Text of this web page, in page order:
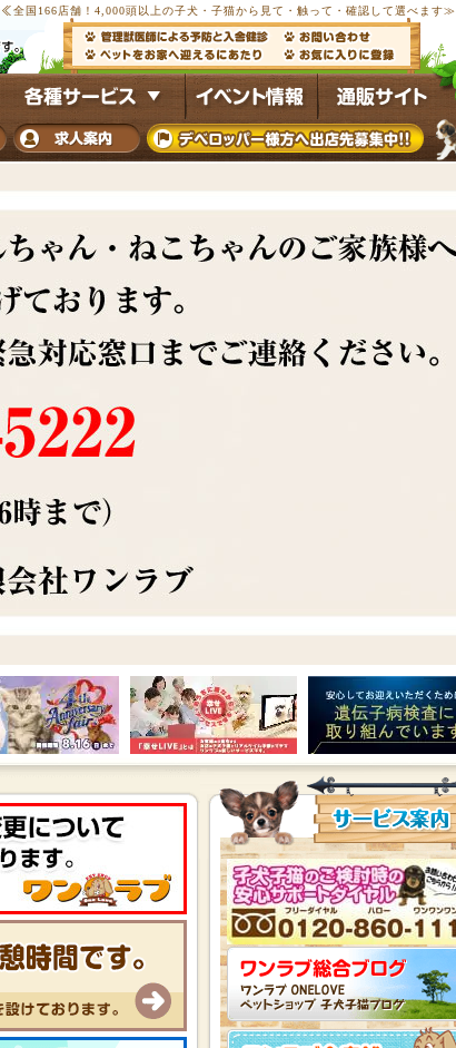
全国166店舗！4,000頭以上の子犬・子猫から見て・触って・確認して選べます≫